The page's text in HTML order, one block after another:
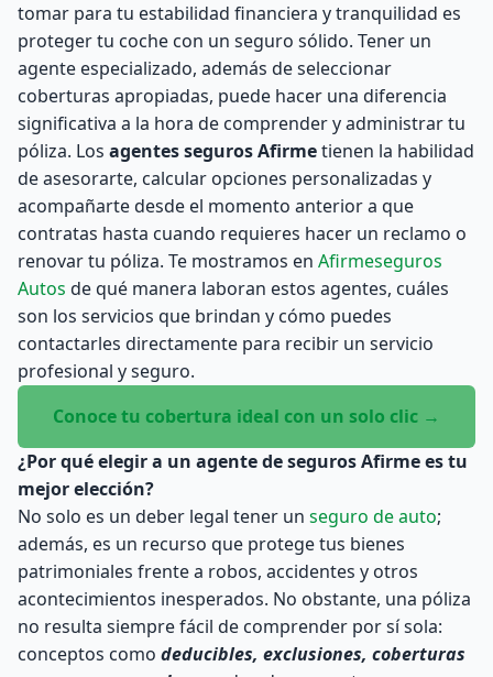
tomar para tu estabilidad financiera y tranquilidad es
proteger tu coche con un seguro sólido. Tener un
agente especializado, además de seleccionar
coberturas apropiadas, puede hacer una diferencia
significativa a la hora de comprender y administrar tu
póliza. Los agentes seguros Afirmetienen la habilidad
de asesorarte, calcular opciones personalizadas y
acompañarte desde el momento anterior a que
contratas hasta cuando requieres hacer un reclamo o
renovar tu póliza. Te mostramos en Afirmeseguros
Autos de qué manera laboran estos agentes, cuáles
son los servicios que brindan y cómo puedes
contactarles directamente para recibir un servicio
profesional y seguro.
Conoce tu cobertura ideal con un solo clic →
¿Por qué elegir a un agente de seguros Afirme es tu
mejor elección?
No solo es un deber legal tener un seguro de auto;
además, es un recurso que protege tus bienes
patrimoniales frente a robos, accidentes y otros
acontecimientos inesperados. No obstante, una póliza
no resulta siempre fácil de comprender por sí sola:
conceptos como deducibles, exclusiones, coberturas